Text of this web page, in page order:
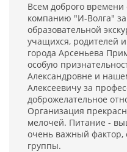
Всем доброго времени
компанию "И-Волга"
образовательной
учащихся, родителей
города Арсеньева
особую
Александровне и
Алексеевичу за
доброжелательное
Организация
мелочей. Питание -
очень важный фактор,
группы.